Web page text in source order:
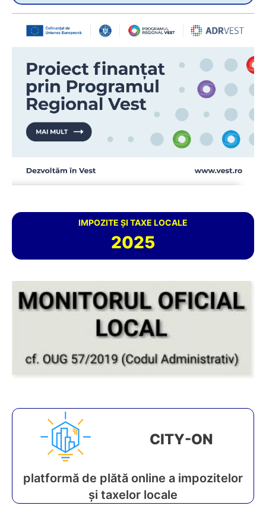
IMPOZITE ȘI TAXE LOCALE
2025
CITY-ON
platformă de plătă online a impozitelor
și taxelor locale